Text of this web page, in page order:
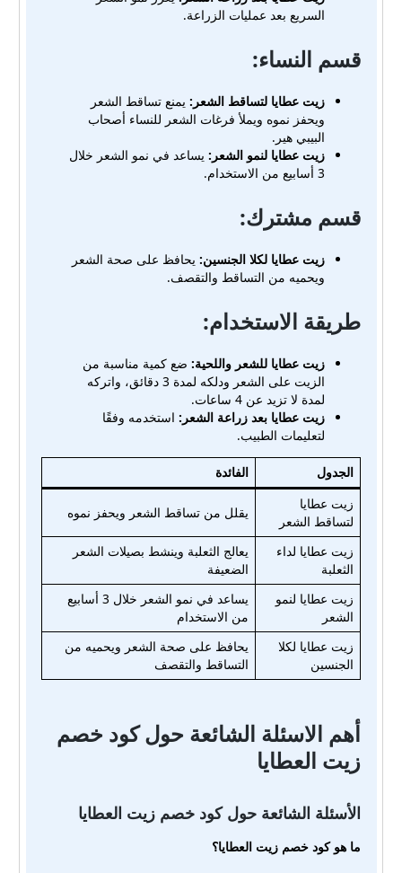
السريع بعد عمليات الزراعة.
قسم النساء:
زيت عطايا لتساقط الشعر: يمنع تساقط الشعر
ويحفز نموه ويملأ فرغات الشعر للنساء أصحاب
البيبي هير.
زيت عطايا لنمو الشعر: يساعد في نمو الشعر خلال
3 أسابيع من الاستخدام.
قسم مشترك:
زيت عطايا لكلا الجنسين:يحافظ على صحة الشعر
ويحميه من التساقط والتقصف.
طريقة الاستخدام:
زيت عطايا للشعر واللحية:ضع كمية مناسبة من
الزيت على الشعر ودلكه لمدة 3 دقائق، واتركه
لمدة لا تزيد عن 4 ساعات.
زيت عطايا بعد زراعة الشعر: استخدمه وفقًا
لتعليمات الطبيب.
الجدول
الفائدة
زيت عطايا
لتساقط الشعر
يقلل من تساقط الشعر ويحفز نموه
زيت عطايا لداء
الثعلبة
يعالج الثعلبة وينشط بصيلات الشعر
الضعيفة
زيت عطايا لنمو
الشعر
يساعد في نمو الشعر خلال 3 أسابيع
من الاستخدام
زيت عطايا لكلا
الجنسين
يحافظ على صحة الشعر ويحميه من
التساقط والتقصف
أهم الاسئلة الشائعة حول كود خصم
زيت العطايا
الأسئلة الشائعة حول كود خصم زيت العطايا
ما هو كود خصم زيت العطايا؟